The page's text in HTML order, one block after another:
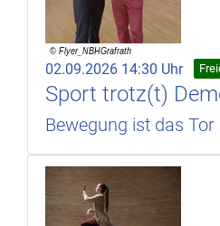
02.09.2026 14:30 Uhr
Sport trotz(t)
Bewegung ist das